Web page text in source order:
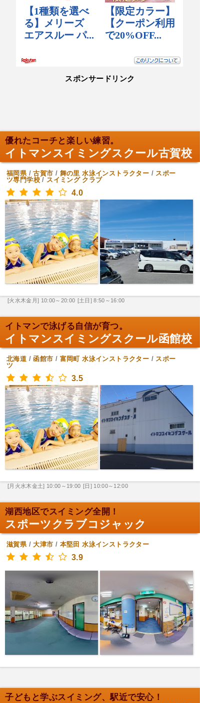
スポンサードリンク
優れたコーチと楽しい練習。
イトマンスイミングスクール古賀校
福岡県/古賀市 / 舞の里 水泳インストラクター / スポー
ツ専門学校/ スイミング クラブ
4.0
[火水木金月] 10:00～20:00 [土日] 8:50～16:00
イトマンで泳げる自信が育つ。
イトマンスイミングスクール函館校
北海道 /函館市 / 富岡町 水泳インストラクター / スポー
ツ
3.5
[月火水木金土] 10:00～19:00 [日] 10:00～12:00
湖西地区でスイミング全開！
スポーツクラブコジャック
滋賀県/大津市 / 本堅田 水泳インストラクター
3.9
子どもと学ぶスイミング、駅近で安心！